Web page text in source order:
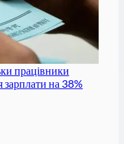
працівники
на 38%